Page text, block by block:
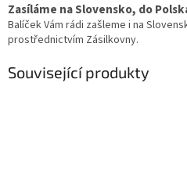
Zasíláme na Slovensko, do
Balíček Vám rádi zašleme i na
prostřednictvím Zásilkovny.
Související produkty